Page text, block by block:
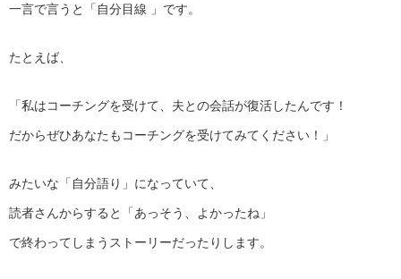
一言で言うと「自分目線 」です。
たとえば、
「私はコーチングを受けて、夫との会話が復活したんです！
だからぜひあなたもコーチングを受けてみてください！」
みたいな「自分語り」になっていて、
読者さんからすると「あっそう、よかったね」
で終わってしまうストーリーだったりします。